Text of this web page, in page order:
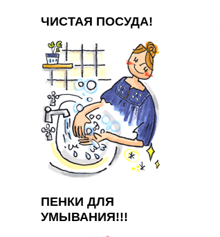
ЧИСТАЯ ПОСУДА!
ПЕНКИ ДЛЯ
УМЫВАНИЯ!!!